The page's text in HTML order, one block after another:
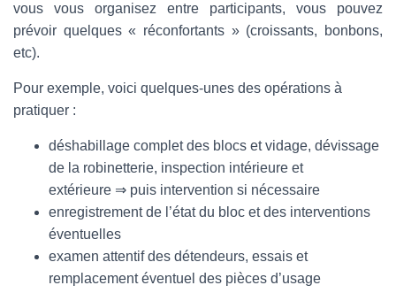
vous vous organisez entre participants, vous pouvez
prévoir quelques « réconfortants » (croissants, bonbons,
etc).
Pour exemple, voici quelques-unes des opérations à
pratiquer :
déshabillage complet des blocs et vidage, dévissage
de la robinetterie, inspection intérieure et
extérieure ⇒ puis intervention si nécessaire
enregistrement de l’état du bloc et des interventions
éventuelles
examen attentif des détendeurs, essais et
remplacement éventuel des pièces d’usage